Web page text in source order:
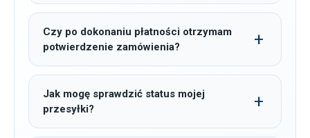
Czy po dokonaniu płatności otrzymam
potwierdzenie zamówienia?
Jak mogę sprawdzić status mojej
przesyłki?